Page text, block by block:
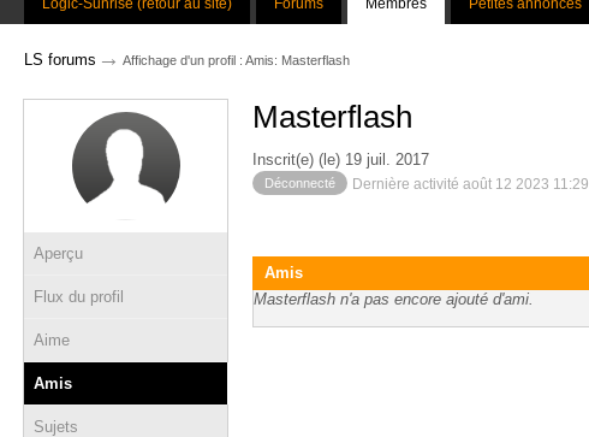
Logic-Sunrise (retour au site) Forums Membres Petites annonces
LS forums → Affichage d'un profil : Amis: Masterflash
Aperçu
Flux du profil
Aime
Amis
Sujets
Masterflash
Inscrit(e) (le) 19 juil. 2017
Déconnecté Dernière activité août 12 2023 11:29
Amis
Masterflash n'a pas encore ajouté d'ami.